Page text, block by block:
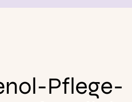
Pflege-